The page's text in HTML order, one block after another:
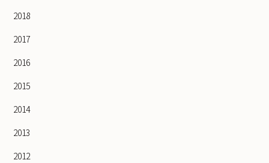
2018
2017
2016
2015
2014
2013
2012